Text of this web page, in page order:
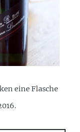
eine Flasche